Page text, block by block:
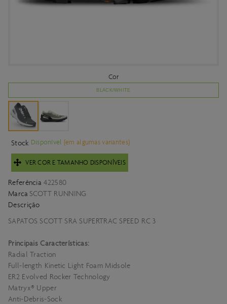
Cor
BLACK/WHITE
Stock Disponível (em algumas variantes)
VER COR E TAMANHO DISPONÍVEIS
Referência 422580
Marca SCOTT RUNNING
Descrição
SAPATOS SCOTT SRA SUPERTRAC SPEED RC 3
Principais Características:
Radial Traction
Full-length Kinetic Light Foam Midsole
ER2 Evolved Rocker Technology
Matryx® Upper
Anti-Debris-Sock